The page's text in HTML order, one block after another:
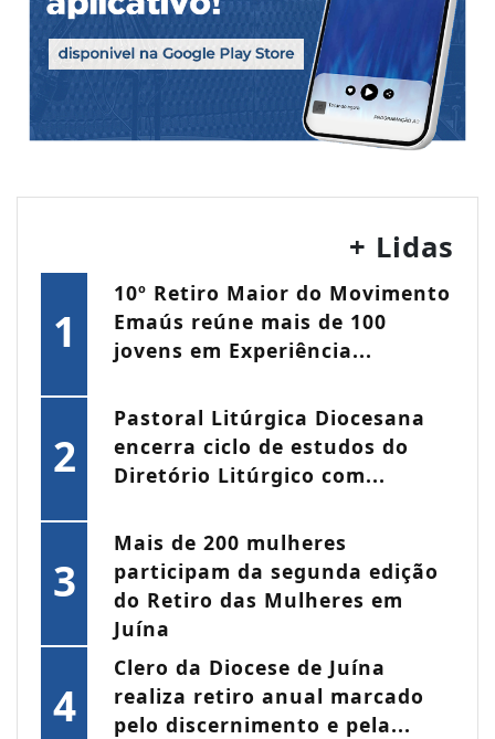
+ Lidas
1
10º Retiro Maior do Movimento
Emaús reúne mais de 100
jovens em Experiência...
2
Pastoral Litúrgica Diocesana
encerra ciclo de estudos do
Diretório Litúrgico com...
3
Mais de 200 mulheres
participam da segunda edição
do Retiro das Mulheres em
Juína
4
Clero da Diocese de Juína
realiza retiro anual marcado
pelo discernimento e pela...